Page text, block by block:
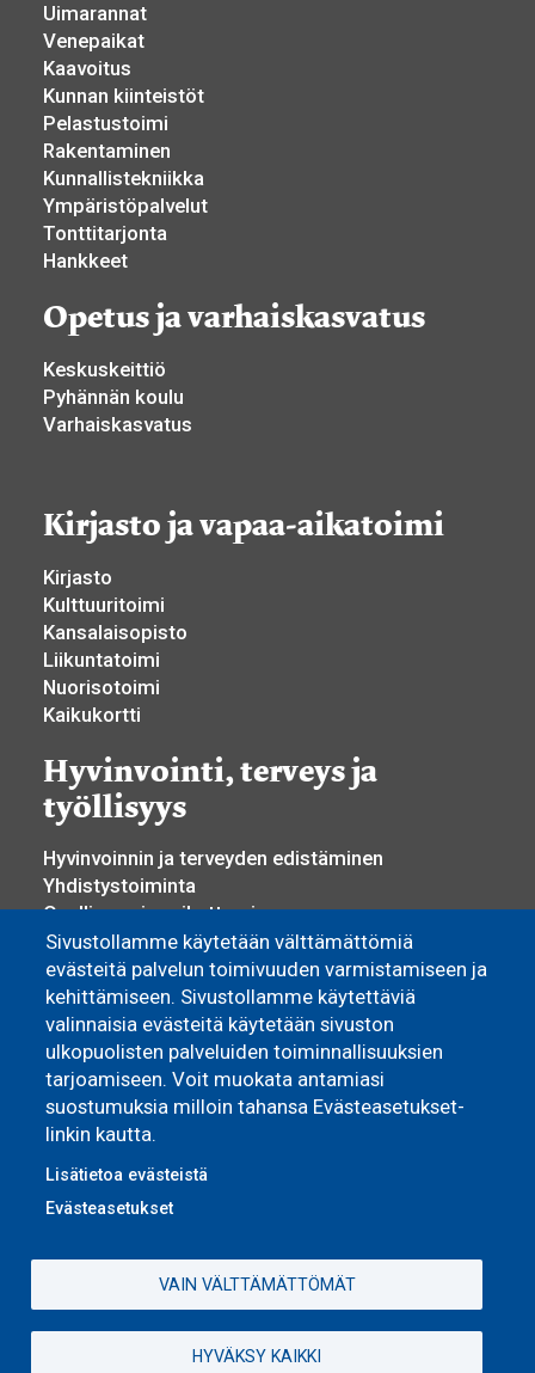
Sivustollamme käytetään välttämättömiä
evästeitä palvelun toimivuuden varmistamiseen ja
kehittämiseen. Sivustollamme käytettäviä
valinnaisia evästeitä käytetään sivuston
ulkopuolisten palveluiden toiminnallisuuksien
tarjoamiseen. Voit muokata antamiasi
suostumuksia milloin tahansa Evästeasetukset-
linkin kautta.
Lisätietoa evästeistä
Evästeasetukset
VAIN VÄLTTÄMÄTTÖMÄT
HYVÄKSY KAIKKI
Uimarannat
Venepaikat
Kaavoitus
Kunnan kiinteistöt
Pelastustoimi
Rakentaminen
Kunnallistekniikka
Ympäristöpalvelut
Tonttitarjonta
Hankkeet
Opetus ja varhaiskasvatus
Keskuskeittiö
Pyhännän koulu
Varhaiskasvatus
Kirjasto ja vapaa-aikatoimi
Kirjasto
Kulttuuritoimi
Kansalaisopisto
Liikuntatoimi
Nuorisotoimi
Kaikukortti
Hyvinvointi, terveys ja
työllisyys
Hyvinvoinnin ja terveyden edistäminen
Yhdistystoiminta
Osallisuus ja vaikuttaminen
Sosiaali- ja terveyspalvelut
Työllisyyspalvelut
Yrittäjyys ja elinkeino
Asuminen
Pyhännän Monitoimitalo
Omakoti- ja vapaa-ajan asuminen